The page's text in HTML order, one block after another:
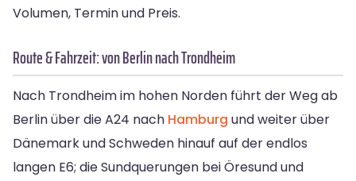
Volumen, Termin und Preis.
Route & Fahrzeit: von Berlin nach Trondheim
Nach Trondheim im hohen Norden führt der Weg ab
Berlin über die A24 nach Hamburg und weiter über
Dänemark und Schweden hinauf auf der endlos
langen E6; die Sundquerungen bei Öresund und